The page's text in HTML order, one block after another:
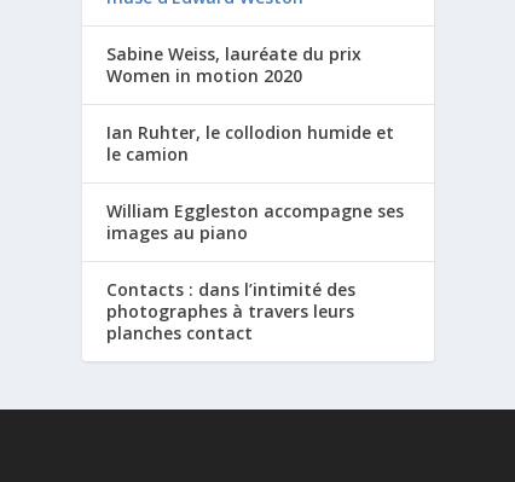
Sabine Weiss, lauréate du prix
Women in motion 2020
Ian Ruhter, le collodion humide et
le camion
William Eggleston accompagne ses
images au piano
Contacts : dans l’intimité des
photographes à travers leurs
planches contact